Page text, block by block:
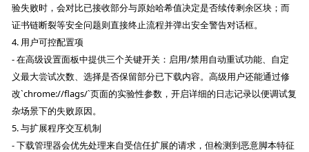
验失败时，会对比已接收部分与原始哈希值决定是否续传剩余区块；而
证书链断裂等安全问题则直接终止流程并弹出安全警告对话框。
4. 用户可控配置项
- 在高级设置面板中提供三个关键开关：启用/禁用自动重试功能、自定
义最大尝试次数、选择是否保留部分已下载内容。高级用户还能通过修
改`chrome://flags/`页面的实验性参数，开启详细的日志记录以便调试复
杂场景下的失败原因。
5. 与扩展程序交互机制
- 下载管理器会优先处理来自受信任扩展的请求，但检测到恶意脚本特征